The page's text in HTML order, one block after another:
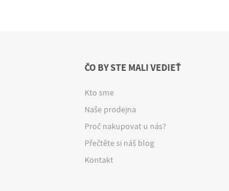
ČO BY STE MALI VEDIEŤ
Kto sme
Naše prodejna
Proč nakupovat u nás?
Přečtěte si náš blog
Kontakt